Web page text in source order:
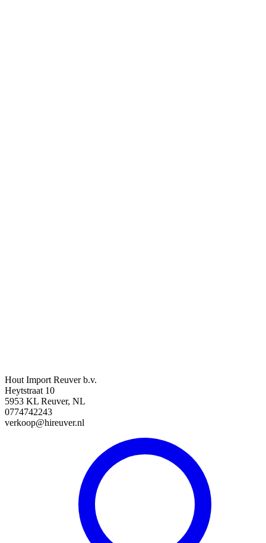
Hout Import Reuver b.v.
Heytstraat 10
5953 KL Reuver, NL
0774742243
verkoop@hireuver.nl